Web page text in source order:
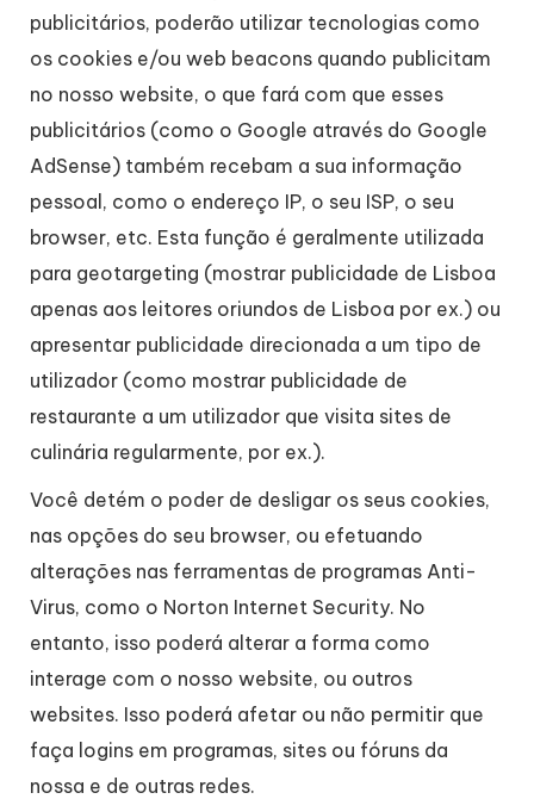
publicitários, poderão utilizar tecnologias como
os cookies e/ou web beacons quando publicitam
no nosso website, o que fará com que esses
publicitários (como o Google através do Google
AdSense) também recebam a sua informação
pessoal, como o endereço IP, o seu ISP, o seu
browser, etc. Esta função é geralmente utilizada
para geotargeting (mostrar publicidade de Lisboa
apenas aos leitores oriundos de Lisboa por ex.) ou
apresentar publicidade direcionada a um tipo de
utilizador (como mostrar publicidade de
restaurante a um utilizador que visita sites de
culinária regularmente, por ex.).
Você detém o poder de desligar os seus cookies,
nas opções do seu browser, ou efetuando
alterações nas ferramentas de programas Anti-
Virus, como o Norton Internet Security. No
entanto, isso poderá alterar a forma como
interage com o nosso website, ou outros
websites. Isso poderá afetar ou não permitir que
faça logins em programas, sites ou fóruns da
nossa e de outras redes.